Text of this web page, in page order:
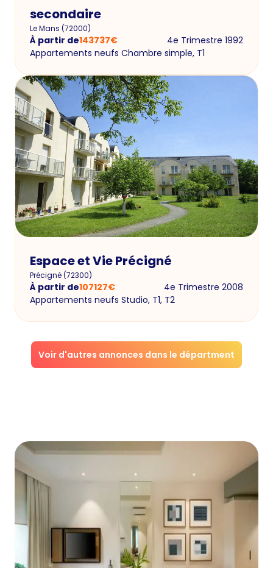
secondaire
Le Mans (72000)
À partir de143737€
4e Trimestre 1992
Appartements neufs Chambre simple, T1
Espace et Vie Précigné
Précigné(72300)
À partir de107127€
4e Trimestre 2008
Appartements neufs Studio, T1, T2
Voir d'autres annonces dans le départment